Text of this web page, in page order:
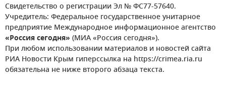
Свидетельство о регистрации Эл № ФС77-57640.
Учредитель: Федеральное государственное унитарное
предприятие Международное информационное агентство
«Россия сегодня» (МИА «Россия сегодня»).
При любом использовании материалов и новостей сайта
РИА Новости Крым гиперссылка на https://crimea.ria.ru
обязательна не ниже второго абзаца текста.